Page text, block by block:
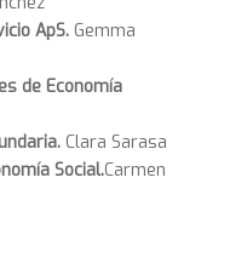
ApS.Gemma
de Economía
Clara Sarasa
Social.Carmen